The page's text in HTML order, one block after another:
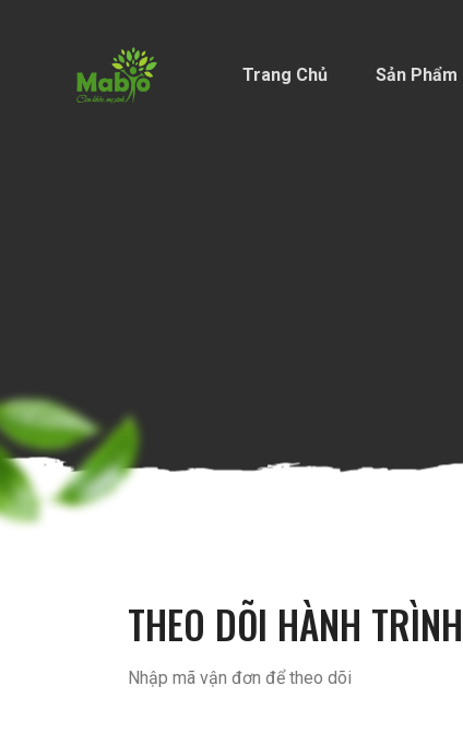
Trang Chủ Sản Phẩm
THEO DÕI HÀNH
Nhập mã vận đơn để theo dõi